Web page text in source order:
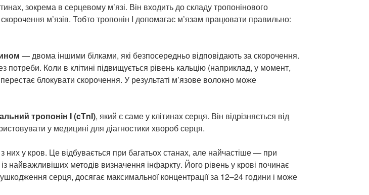
зокрема в серцевому м’язі. Він входить до складу тропонінового
м’язів. Тобто тропонін I допомагає м’язам працювати правильно:
— двома іншими білками, які безпосередньо відповідають за скорочення.
Коли в клітині підвищується рівень кальцію (наприклад, у момент,
блокувати скорочення. У результаті м’язове волокно може
тропонін I (cTnI), який є саме у клітинах серця. Він відрізняється від
у медицині для діагностики хвороб серця.
них у кров. Це відбувається при багатьох станах, але найчастіше — при
найважливіших методів визначення інфаркту. Його рівень у крові починає
серця, досягає максимальної концентрації за 12–24 години і може